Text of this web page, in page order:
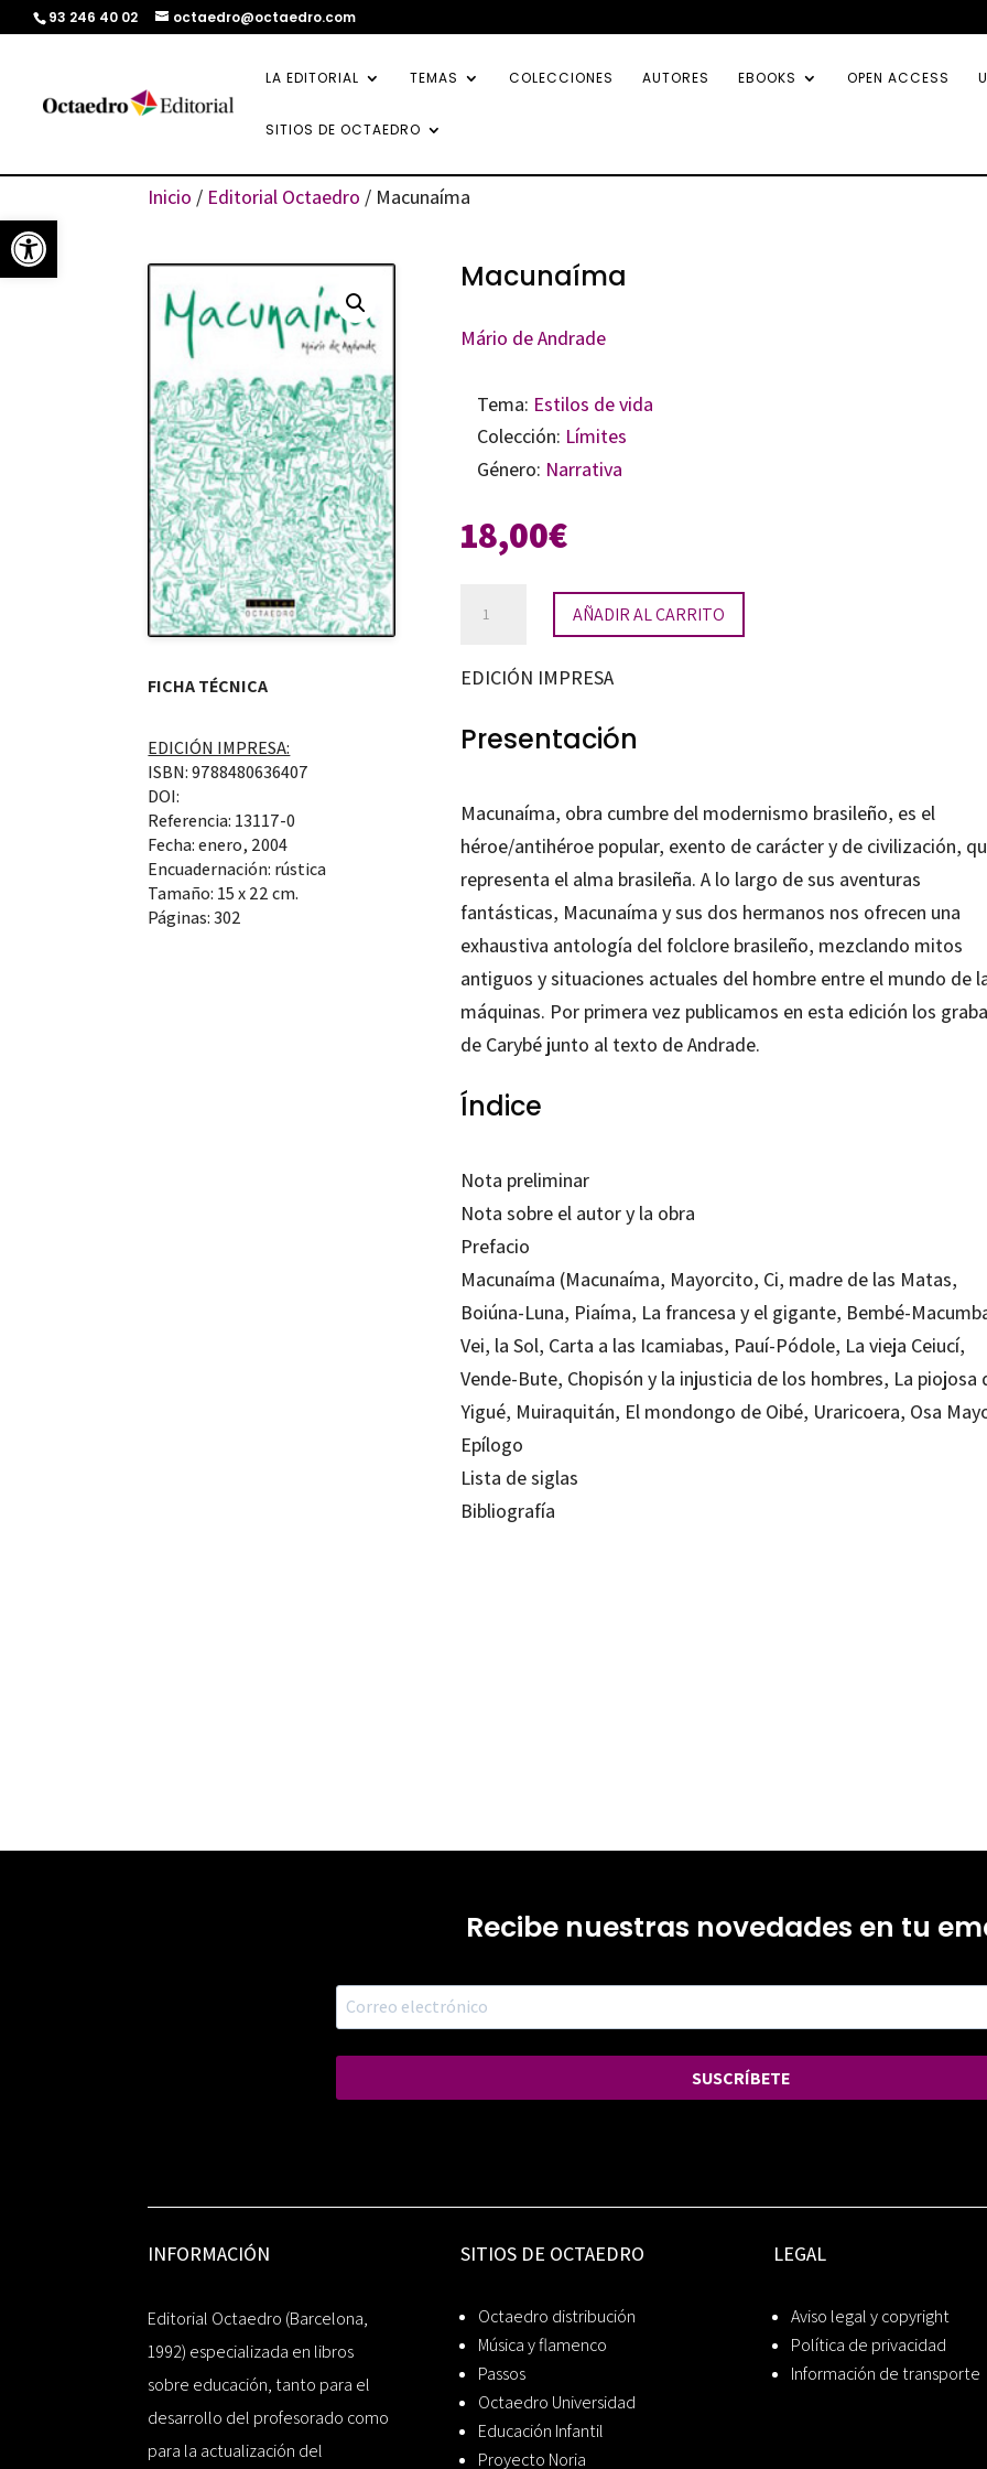
Abrir barra de herramientas
93 246 40 02 octaedro@octaedro.com
LA EDITORIAL TEMAS COLECCIONES AUTORES EBOOKS OPEN ACCESS
SITIOS DE OCTAEDRO
Inicio / Editorial Octaedro / Macunaíma
FICHA TÉCNICA
EDICIÓN IMPRESA:
ISBN: 9788480636407
DOI:
Referencia: 13117-0
Fecha: enero, 2004
Encuadernación: rústica
Tamaño: 15 x 22 cm.
Páginas: 302
Macunaíma
Mário de Andrade
Tema: Estilos de vida
Colección: Límites
Género: Narrativa
18,00€
Macunaíma
AÑADIR AL CARRITO
EDICIÓN IMPRESA
Presentación
Macunaíma, obra cumbre del modernismo brasileño, es el
héroe/antihéroe popular, exento de carácter y de civilización,
representa el alma brasileña. A lo largo de sus aventuras
fantásticas, Macunaíma y sus dos hermanos nos ofrecen una
exhaustiva antología del folclore brasileño, mezclando mitos
antiguos y situaciones actuales del hombre entre el mundo de
máquinas. Por primera vez publicamos en esta edición los
de Carybé junto al texto de Andrade.
Índice
Nota preliminar
Nota sobre el autor y la obra
Prefacio
Macunaíma (Macunaíma, Mayorcito, Ci, madre de las Matas,
Boiúna-Luna, Piaíma, La francesa y el gigante, Bembé-
Vei, la Sol, Carta a las Icamiabas, Pauí-Pódole, La vieja Ceiucí,
Vende-Bute, Chopisón y la injusticia de los hombres, La piojosa
Yigué, Muiraquitán, El mondongo de Oibé, Uraricoera, Osa
Epílogo
Lista de siglas
Bibliografía
Recibe nuestras novedades en tu
SUSCRÍBETE
INFORMACIÓN
Editorial Octaedro (Barcelona,
1992) especializada en libros
sobre educación, tanto para el
desarrollo del profesorado como
para la actualización del
SITIOS DE OCTAEDRO
Octaedro distribución
Música y flamenco
Passos
Octaedro Universidad
Educación Infantil
Proyecto Noria
LEGAL
Aviso legal y copyright
Política de privacidad
Información de transporte